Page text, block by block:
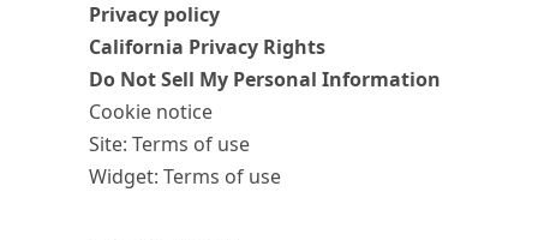
Privacy policy
California Privacy Rights
Do Not Sell My Personal Information
Cookie notice
Site: Terms of use
Widget: Terms of use